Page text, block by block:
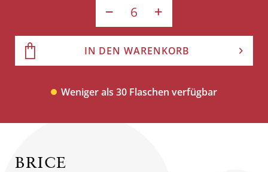
IN DEN WARENKORB
Weniger als 30 Flaschen verfügbar
BRICE